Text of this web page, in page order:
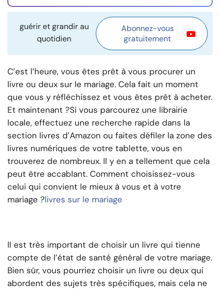
guérir et grandir au
quotidien
Abonnez-vous
gratuitement
C’est l’heure, vous êtes prêt à vous procurer un
livre ou deux sur le mariage. Cela fait un moment
que vous y réfléchissez et vous êtes prêt à acheter.
Et maintenant ?Si vous parcourez une librairie
locale, effectuez une recherche rapide dans la
section livres d’Amazon ou faites défiler la zone des
livres numériques de votre tablette, vous en
trouverez de nombreux. Il y en a tellement que cela
peut être accablant. Comment choisissez-vous
celui qui convient le mieux à vous et à votre
mariage ?livres sur le mariage
Il est très important de choisir un livre qui tienne
compte de l’état de santé général de votre mariage.
Bien sûr, vous pourriez choisir un livre ou deux qui
abordent des sujets très spécifiques, mais cela ne